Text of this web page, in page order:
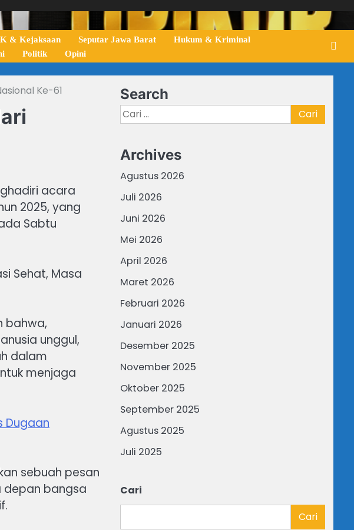
& Kejaksaan Seputar Jawa Barat
Hukum & Kriminal
Politik Opini
Ke-61
acara
2025, yang
Sabtu
Sehat, Masa
bahwa,
unggul,
dalam
menjaga
Dugaan
sebuah pesan
depan bangsa
Search
Cari
untuk:
Archives
Agustus 2026
Juli 2026
Juni 2026
Mei 2026
April 2026
Maret 2026
Februari 2026
Januari 2026
Desember 2025
November 2025
Oktober 2025
September 2025
Agustus 2025
Juli 2025
Cari
Cari